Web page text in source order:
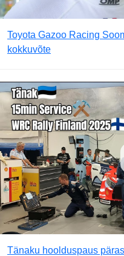
Toyota Gazoo Racing
kokkuvõte
Tänaku hoolduspaus